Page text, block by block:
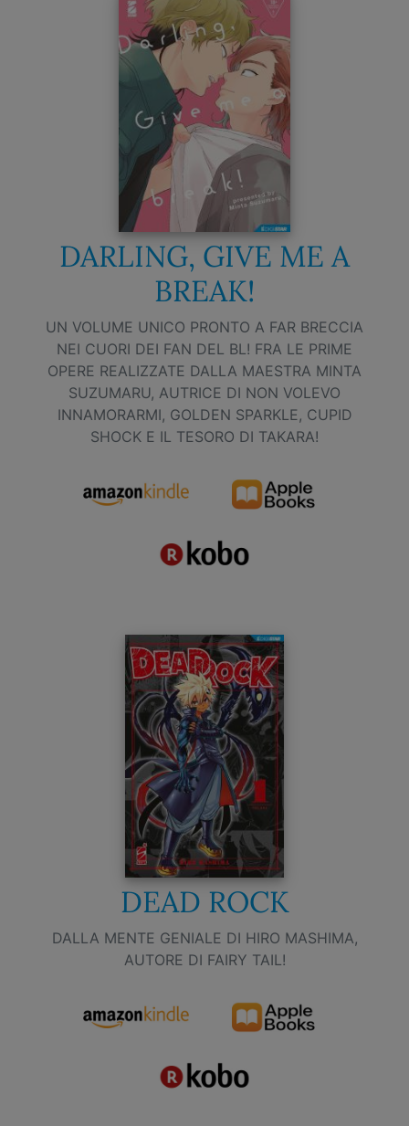
DARLING, GIVE ME A
BREAK!
UN VOLUME UNICO PRONTO A FAR BRECCIA
NEI CUORI DEI FAN DEL BL! FRA LE PRIME
OPERE REALIZZATE DALLA MAESTRA MINTA
SUZUMARU, AUTRICE DI NON VOLEVO
INNAMORARMI, GOLDEN SPARKLE, CUPID
SHOCK E IL TESORO DI TAKARA!
DEAD ROCK
DALLA MENTE GENIALE DI HIRO MASHIMA,
AUTORE DI FAIRY TAIL!